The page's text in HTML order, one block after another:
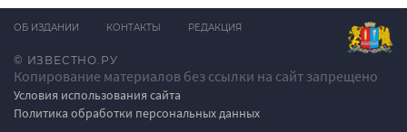
© ИЗВЕСТНО.РУ
Копирование материалов без ссылки на сайт запрещено
Условия использования сайта
Политика обработки персональных данных
ОБ ИЗДАНИИ КОНТАКТЫ РЕДАКЦИЯ